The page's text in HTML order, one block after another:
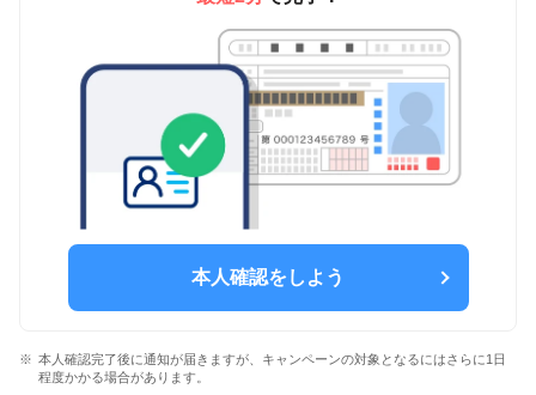
本人確認をしよう
本人確認完了後に通知が届きますが、キャンペーンの対象となるにはさらに1日
程度かかる場合があります。